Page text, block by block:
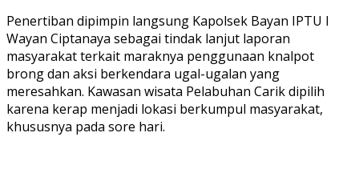
Penertiban dipimpin langsung Kapolsek Bayan IPTU I
Wayan Ciptanaya sebagai tindak lanjut laporan
masyarakat terkait maraknya penggunaan knalpot
brong dan aksi berkendara ugal-ugalan yang
meresahkan. Kawasan wisata Pelabuhan Carik dipilih
karena kerap menjadi lokasi berkumpul masyarakat,
khususnya pada sore hari.